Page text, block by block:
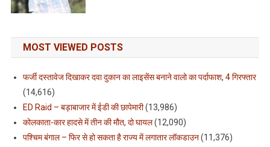
MOST VIEWED POSTS
फर्जी दस्तावेज दिखाकर दवा दुकान का लाइसेंस बनाने वालो का पर्दाफाश, 4 गिरफ्तार
(14,616)
ED Raid – बड़ाबाजार में ईडी की छापेमारी(13,986)
कोलकाता-कार हादसे में तीन की मौत, दो घायल(12,090)
पश्चिम बंगाल – फिर से हो सकता है राज्य में लगातार लॉकडाउन(11,376)